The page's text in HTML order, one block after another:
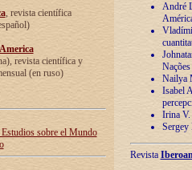
, revista científica
revista científica y
(en ruso)
sobre el Mundo
André
Nailya
Isabel
Irina V.
Sergey
Revista